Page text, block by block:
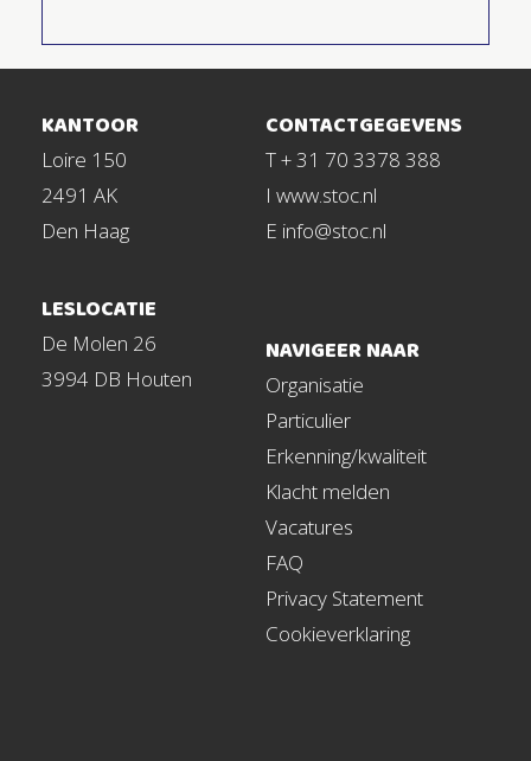
KANTOOR
Loire 150
2491 AK
Den Haag
LESLOCATIE
De Molen 26
3994 DB Houten
CONTACTGEGEVENS
T + 31 70 3378 388
I www.stoc.nl
E info@stoc.nl
NAVIGEER NAAR
Organisatie
Particulier
Erkenning/kwaliteit
Klacht melden
Vacatures
FAQ
Privacy Statement
Cookieverklaring